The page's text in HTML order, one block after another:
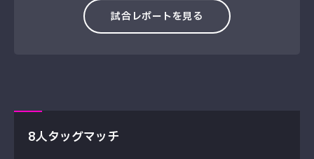
試合レポートを見る
8人タッグマッチ